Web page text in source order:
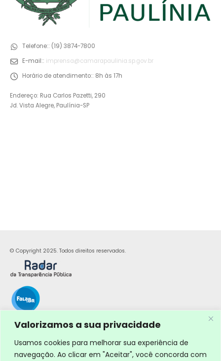
Valorizamos a sua privacidade
Usamos cookies para melhorar sua experiência de
navegação. Ao clicar em "Aceitar", você concorda com
Telefone:: (19) 3874-7800
E-mail:: imprensa@camarapaulinia.sp.gov.br
Horário de atendimento:: 8h às 17h
Endereço: Rua Carlos Pazetti, 290
Jd. Vista Alegre, Paulínia-SP
© Copyright 2025. Todos direitos reservados.